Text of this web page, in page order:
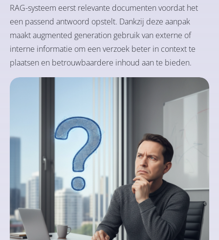
RAG-systeem eerst relevante documenten voordat het
een passend antwoord opstelt. Dankzij deze aanpak
maakt augmented generation gebruik van externe of
interne informatie om een verzoek beter in context te
plaatsen en betrouwbaardere inhoud aan te bieden.